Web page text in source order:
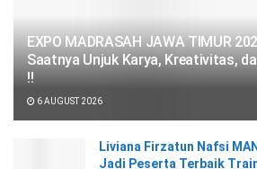
EXPO MADRASAH JAWA TIMUR
Saatnya Unjuk Karya, Kreativitas,
!!
6 AUGUST 2026
Liviana Firzatun Nafsi
Jadi Peserta Terbaik